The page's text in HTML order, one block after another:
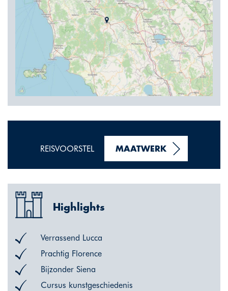
REISVOORSTEL MAATWERK
Highlights
Verrassend Lucca
Prachtig Florence
Bijzonder Siena
Cursus kunstgeschiedenis